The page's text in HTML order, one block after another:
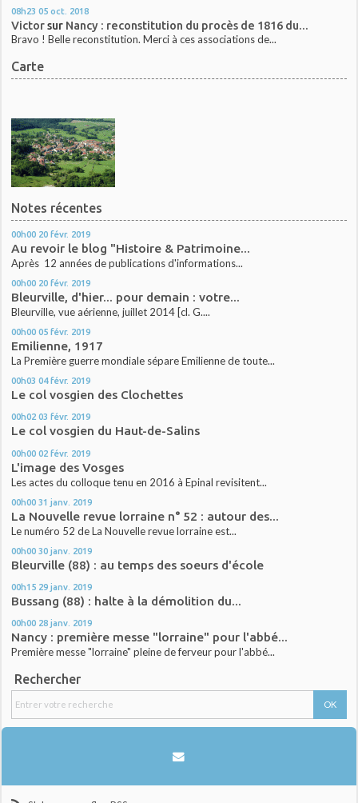
08h23 05 oct. 2018
Victorsur Nancy : reconstitution du procès de 1816 du...
Bravo ! Belle reconstitution. Merci à ces associations de...
Carte
Notes récentes
00h00 20 févr. 2019
Au revoir le blog "Histoire & Patrimoine...
Après 12 années de publications d'informations...
00h00 20 févr. 2019
Bleurville, d'hier... pour demain : votre...
Bleurville, vue aérienne, juillet 2014 [cl. G....
00h00 05 févr. 2019
Emilienne, 1917
La Première guerre mondiale sépare Emilienne de toute...
00h03 04 févr. 2019
Le col vosgien des Clochettes
00h02 03 févr. 2019
Le col vosgien du Haut-de-Salins
00h00 02 févr. 2019
L'image des Vosges
Les actes du colloque tenu en 2016 à Epinal revisitent...
00h00 31 janv. 2019
La Nouvelle revue lorraine n° 52 : autour des...
Le numéro 52 de La Nouvelle revue lorraine est...
00h00 30 janv. 2019
Bleurville (88) : au temps des soeurs d'école
00h15 29 janv. 2019
Bussang (88) : halte à la démolition du...
00h00 28 janv. 2019
Nancy : première messe "lorraine" pour l'abbé...
Première messe "lorraine" pleine de ferveur pour l'abbé...
Rechercher